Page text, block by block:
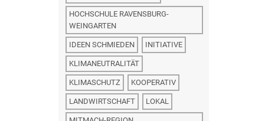
HOCHSCHULE RAVENSBURG-
WEINGARTEN
IDEEN SCHMIEDEN INITIATIVE
KLIMANEUTRALITÄT
KLIMASCHUTZ KOOPERATIV
LANDWIRTSCHAFT LOKAL